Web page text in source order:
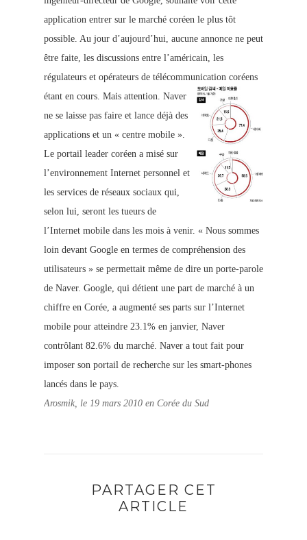
application entrer sur le marché coréen le plus tôt
possible. Au jour d’aujourd’hui, aucune annonce ne peut
être faite, les discussions entre l’américain, les
régulateurs et opérateurs de télécommunication coréens
étant en cours. Mais attention. Naver
ne se laisse pas faire et lance déjà des
applications et un « centre mobile ».
Le portail leader coréen a misé sur
l’environnement Internet personnel et
les services de réseaux sociaux qui,
selon lui, seront les tueurs de
l’Internet mobile dans les mois à venir. « Nous sommes
loin devant Google en termes de compréhension des
utilisateurs » se permettait même de dire un porte-parole
de Naver. Google, qui détient une part de marché à un
chiffre en Corée, a augmenté ses parts sur l’Internet
mobile pour atteindre 23.1% en janvier, Naver
contrôlant 82.6% du marché. Naver a tout fait pour
imposer son portail de recherche sur les smart-phones
lancés dans le pays.
Arosmik, le 19 mars 2010 en Corée du Sud
PARTAGER CET
ARTICLE